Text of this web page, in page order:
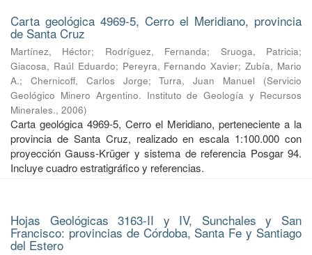
Carta geológica 4969-5, Cerro el Meridiano, provincia
de Santa Cruz
Martínez, Héctor; Rodríguez, Fernanda; Sruoga, Patricia;
Giacosa, Raúl Eduardo; Pereyra, Fernando Xavier;Zubía, Mario
A.; Chernicoff, Carlos Jorge;Turra, Juan Manuel (Servicio
Geológico Minero Argentino. Instituto de Geología y Recursos
Minerales., 2006)
Carta geológica 4969-5, Cerro el Meridiano, perteneciente a la
provincia de Santa Cruz, realizado en escala 1:100.000 con
proyección Gauss-Krüger y sistema de referencia Posgar 94.
Incluye cuadro estratigráfico y referencias.
Hojas Geológicas 3163-II y IV, Sunchales y San
Francisco: provincias de Córdoba, Santa Fe y Santiago
del Estero